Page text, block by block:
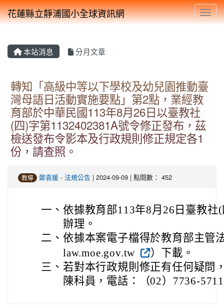
花蓮縣立靜浦國小全球資訊網
本站消息 分月文章
轉知「高級中等以下學校及幼兒園推動臺
灣母語日活動實施要點」第2點，業經教
育部於中華民國113年8月26日以臺教社
(四)字第1132402381A號令修正發布，茲
檢送發布令影本及行政規則修正規定各1
份，請查照。
教導 鄭袁媛 - 法規公告 | 2024-09-09 | 點閱數： 452
一、 依據教育部113年8月26日臺教社
辦理。
二、 依據本案電子檔得於教育部主管
law.moe.gov.tw
）下載。
三、 若對本行政規則修正有任何疑問
陳科員，電話：（02）7736-